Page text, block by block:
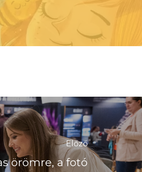
Előző
örömre, a fotó